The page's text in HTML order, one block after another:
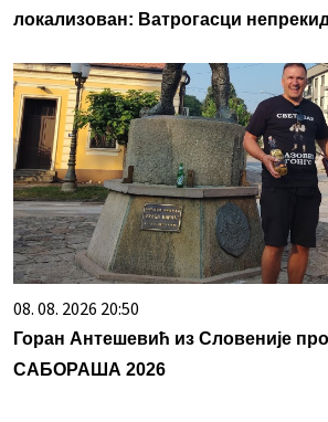
локализован: Ватрогасци
08. 08. 2026 20:50
Горан Антешевић из Словеније
САБОРАША 2026